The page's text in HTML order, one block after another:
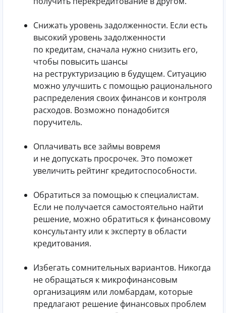
Снижать уровень задолженности. Если есть
высокий уровень задолженности
по кредитам, сначала нужно снизить его,
чтобы повысить шансы
на реструктуризацию в будущем. Ситуацию
можно улучшить с помощью рационального
распределения своих финансов и контроля
расходов. Возможно понадобится
поручитель.
Оплачивать все займы вовремя
и не допускать просрочек. Это поможет
увеличить рейтинг кредитоспособности.
Обратиться за помощью к специалистам.
Если не получается самостоятельно найти
решение, можно обратиться к финансовому
консультанту или к эксперту в области
кредитования.
Избегать сомнительных вариантов. Никогда
не обращаться к микрофинансовым
организациям или ломбардам, которые
предлагают решение финансовых проблем